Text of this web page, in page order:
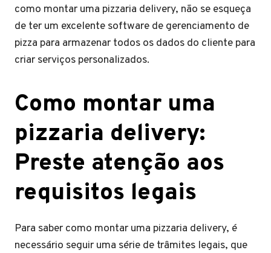
como montar uma pizzaria delivery, não se esqueça
de ter um excelente software de gerenciamento de
pizza para armazenar todos os dados do cliente para
criar serviços personalizados.
Como montar uma
pizzaria delivery:
Preste atenção aos
requisitos legais
Para saber como montar uma pizzaria delivery, é
necessário seguir uma série de trâmites legais, que